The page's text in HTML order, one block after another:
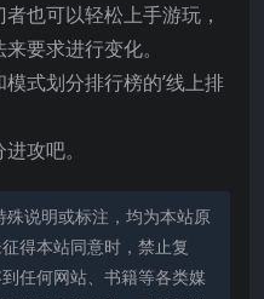
也可以轻松上手游玩，
要求进行变化。
式划分排行榜的’线上排
攻吧。
说明或标注，均为本站原
得本站同意时，禁止复
任何网站、书籍等各类媒